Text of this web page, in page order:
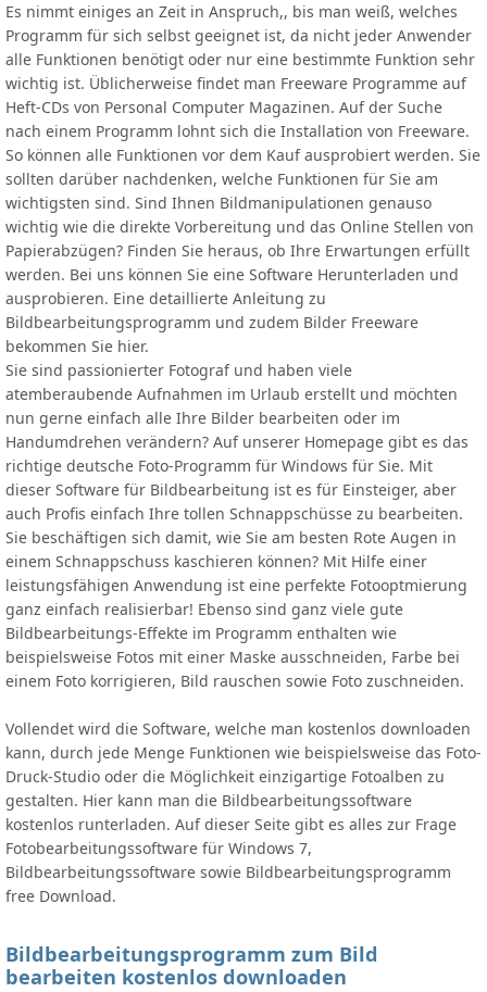
Es nimmt einiges an Zeit in Anspruch,, bis man weiß, welches
Programm für sich selbst geeignet ist, da nicht jeder Anwender
alle Funktionen benötigt oder nur eine bestimmte Funktion sehr
wichtig ist. Üblicherweise findet man Freeware Programme auf
Heft-CDs von Personal Computer Magazinen. Auf der Suche
nach einem Programm lohnt sich die Installation von Freeware.
So können alle Funktionen vor dem Kauf ausprobiert werden. Sie
sollten darüber nachdenken, welche Funktionen für Sie am
wichtigsten sind. Sind Ihnen Bildmanipulationen genauso
wichtig wie die direkte Vorbereitung und das Online Stellen von
Papierabzügen? Finden Sie heraus, ob Ihre Erwartungen erfüllt
werden. Bei uns können Sie eine Software Herunterladen und
ausprobieren. Eine detaillierte Anleitung zu
Bildbearbeitungsprogramm und zudem Bilder Freeware
bekommen Sie hier.
Sie sind passionierter Fotograf und haben viele
atemberaubende Aufnahmen im Urlaub erstellt und möchten
nun gerne einfach alle Ihre Bilder bearbeiten oder im
Handumdrehen verändern? Auf unserer Homepage gibt es das
richtige deutsche Foto-Programm für Windows für Sie. Mit
dieser Software für Bildbearbeitung ist es für Einsteiger, aber
auch Profis einfach Ihre tollen Schnappschüsse zu bearbeiten.
Sie beschäftigen sich damit, wie Sie am besten Rote Augen in
einem Schnappschuss kaschieren können? Mit Hilfe einer
leistungsfähigen Anwendung ist eine perfekte Fotooptmierung
ganz einfach realisierbar! Ebenso sind ganz viele gute
Bildbearbeitungs-Effekte im Programm enthalten wie
beispielsweise Fotos mit einer Maske ausschneiden, Farbe bei
einem Foto korrigieren, Bild rauschen sowie Foto zuschneiden.
Vollendet wird die Software, welche man kostenlos downloaden
kann, durch jede Menge Funktionen wie beispielsweise das Foto-
Druck-Studio oder die Möglichkeit einzigartige Fotoalben zu
gestalten. Hier kann man die Bildbearbeitungssoftware
kostenlos runterladen. Auf dieser Seite gibt es alles zur Frage
Fotobearbeitungssoftware für Windows 7,
Bildbearbeitungssoftware sowie Bildbearbeitungsprogramm
free Download.
Bildbearbeitungsprogramm zum Bild
bearbeiten kostenlos downloaden